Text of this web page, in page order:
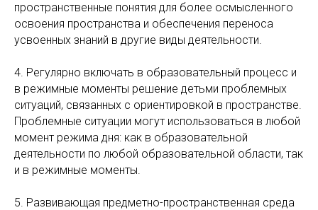
пространственные понятия для более осмысленного
освоения пространства и обеспечения переноса
усвоенных знаний в другие виды деятельности.
4. Регулярно включать в образовательный процесс и
в режимные моменты решение детьми проблемных
ситуаций, связанных с ориентировкой в пространстве.
Проблемные ситуации могут использоваться в любой
момент режима дня: как в образовательной
деятельности по любой образовательной области, так
и в режимные моменты.
5. Развивающая предметно-пространственная среда